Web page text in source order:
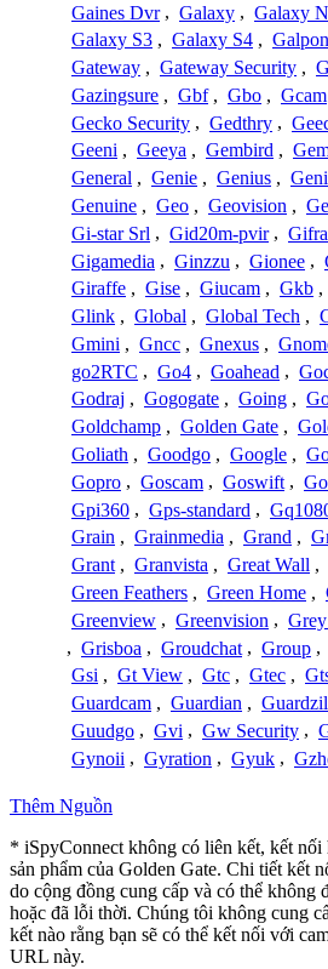
Gaines Dvr , Galaxy , Galaxy
Galaxy S3 , Galaxy S4 , Galpon
Gateway , Gateway Security ,
Gazingsure , Gbf , Gbo , Gcam
Gecko Security , Gedthry ,
Geeni , Geeya , Gembird ,
General , Genie , Genius ,
Genuine , Geo , Geovision ,
Gi-star Srl , Gid20m-pvir ,
Gigamedia , Ginzzu , Gionee ,
Giraffe , Gise , Giucam , Gkb ,
Glink , Global , Global Tech ,
Gmini , Gncc , Gnexus ,
go2RTC , Go4 , Goahead ,
Godraj , Gogogate , Going ,
Goldchamp , Golden Gate ,
Goliath , Goodgo , Google ,
Gopro , Goscam , Goswift ,
Gpi360 , Gps-standard ,
Grain , Grainmedia , Grand ,
Grant , Granvista , Great Wall ,
Green Feathers , Green Home ,
Greenview , Greenvision ,
, Grisboa , Groudchat , Group ,
Gsi , Gt View , Gtc , Gtec ,
Guardcam , Guardian ,
Guudgo , Gvi , Gw Security ,
Gynoii , Gyration , Gyuk ,
Thêm Nguồn
* iSpyConnect không có liên kết, kết nối
sản phẩm của Golden Gate. Chi tiết kết
do cộng đồng cung cấp và có thể không
hoặc đã lỗi thời. Chúng tôi không cung
kết nào rằng bạn sẽ có thể kết nối với
URL này.